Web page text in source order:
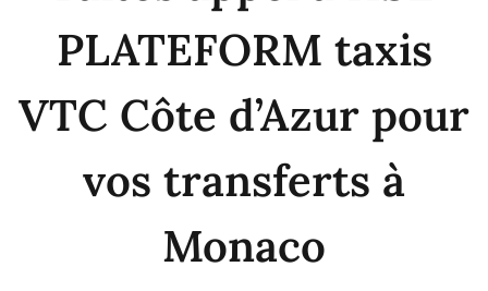
PLATEFORM taxis
VTC Côte d’Azur pour
vos transferts à
Monaco